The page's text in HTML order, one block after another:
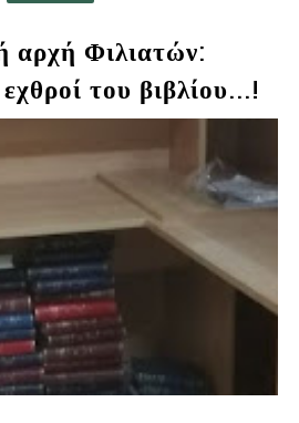
αρχή Φιλιατών:
του βιβλίου...!